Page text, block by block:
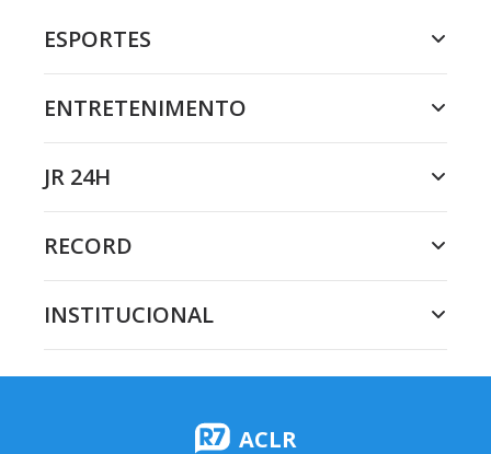
ESPORTES
ENTRETENIMENTO
JR 24H
RECORD
INSTITUCIONAL
ACLR